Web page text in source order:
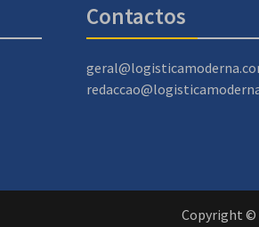
Contactos
Copyright ©